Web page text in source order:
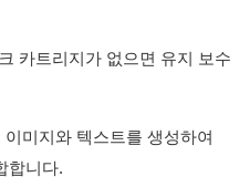
카트리지가 없으면 유지 보수
미지와 텍스트를 생성하여
합니다.